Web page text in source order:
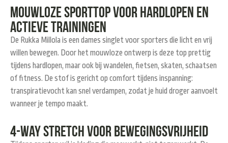
Mouwloze sporttop voor hardlopen en
actieve trainingen
De Rukka Millola is een dames singlet voor sporters die licht en vrij
willen bewegen. Door het mouwloze ontwerp is deze top prettig
tijdens hardlopen, maar ook bij wandelen, fietsen, skaten, schaatsen
of fitness. De stof is gericht op comfort tijdens inspanning:
transpiratievocht kan snel verdampen, zodat je huid droger aanvoelt
wanneer je tempo maakt.
4-way stretch voor bewegingsvrijheid